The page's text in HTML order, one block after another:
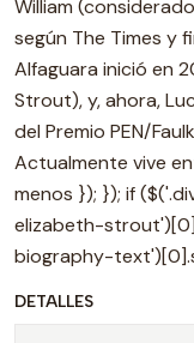
William
según The Times y
Alfaguara inició en
Strout), y, ahora,
del Premio PEN/
Actualmente vive
menos }); }); if
elizabeth-
biography-
DETALLES